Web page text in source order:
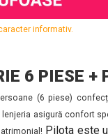
informativ.
6 PIESE
(6 piese)
asigură confort
Pilota este